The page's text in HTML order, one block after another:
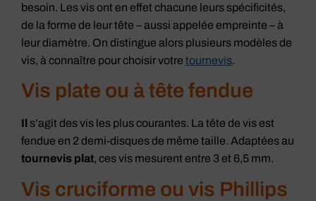
besoin. Les vis ont en effet chacune leurs spécificités,
de la forme de leur tête – aussi appelée empreinte – à
leur diamètre. On distingue alors plusieurs modèles de
vis, à connaître pour choisir votre tournevis.
Vis plate ou à tête fendue
Il s’agit des vis les plus courantes. La tête de vis est
fendue en 2 demi-disques de même taille. Adaptées au
tournevis plat, ces vis mesurent entre 3 et 6,5 mm.
Vis cruciforme ou vis Phillips